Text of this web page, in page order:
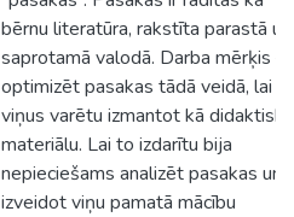
bērnu literatūra, rakstīta parastā un
saprotamā valodā. Darba mērķis –
optimizēt pasakas tādā veidā, lai
viņus varētu izmantot kā didaktisko
materiālu. Lai to izdarītu bija
nepieciešams analizēt pasakas un
izveidot viņu pamatā mācību